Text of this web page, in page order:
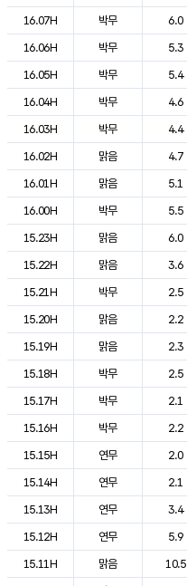
16.07H
박무 6.0
16.06H
박무 5.3
16.05H
박무 5.4
16.04H
박무 4.6
16.03H
박무 4.4
16.02H
맑음 4.7
16.01H
맑음 5.1
16.00H
박무 5.5
15.23H
맑음 6.0
15.22H
맑음 3.6
15.21H
박무 2.5
15.20H
맑음 2.2
15.19H
맑음 2.3
15.18H
박무 2.5
15.17H
박무 2.1
15.16H
박무 2.2
15.15H
연무 2.0
15.14H
연무 2.1
15.13H
연무 3.4
15.12H
연무 5.9
15.11H
맑음 10.5